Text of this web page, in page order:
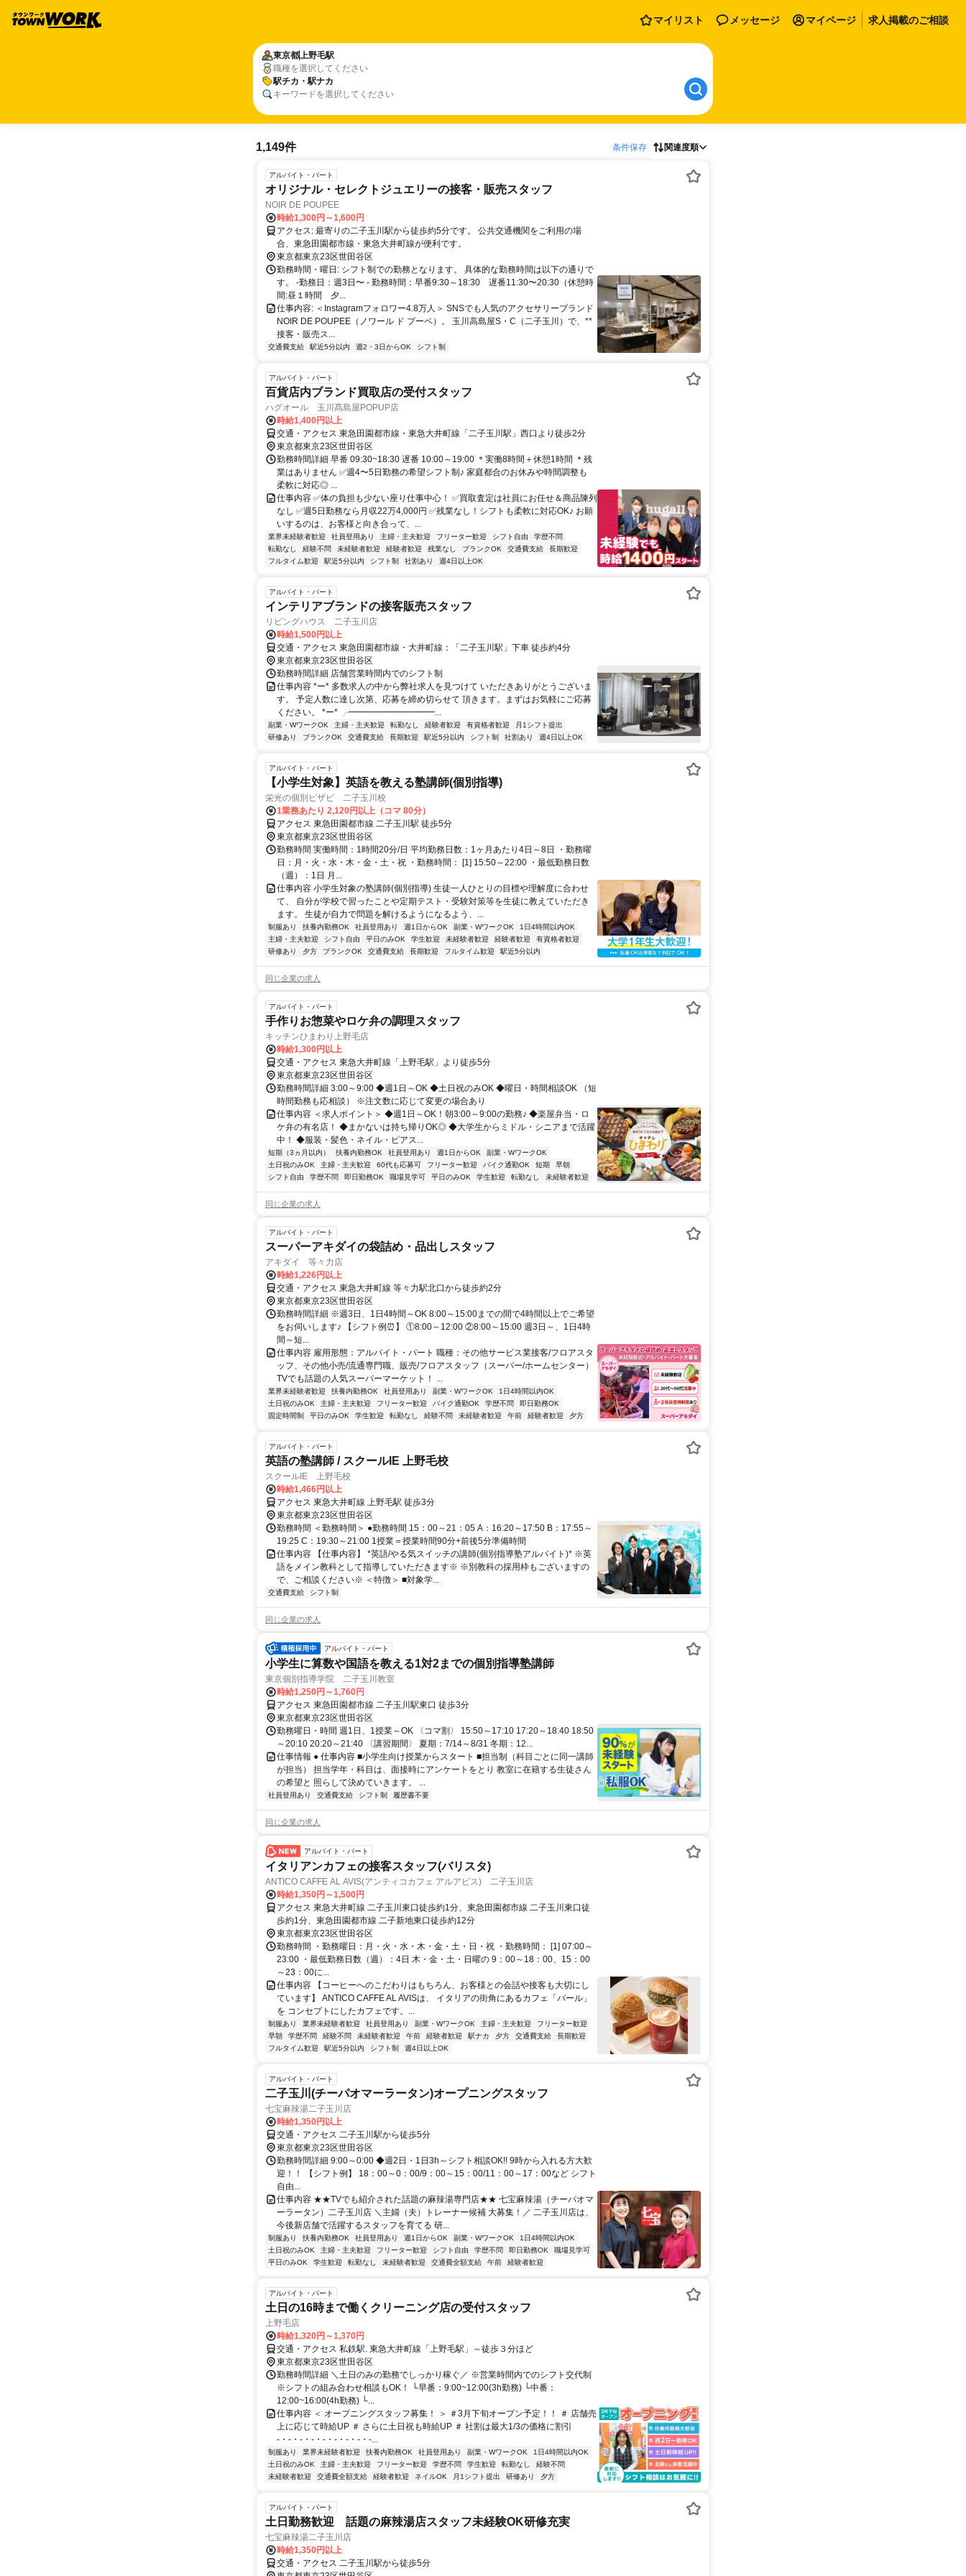
マイリスト メッセージ マイページ 求人掲載のご相談
東京都上野毛駅
職種を選択してください
駅チカ・駅ナカ
キーワードを選択してください
1,149件 条件保存 関連度順
アルバイト・パート
オリジナル・セレクトジュエリーの接客・販売スタッフ
NOIR DE POUPEE
時給1,300円～1,600円
アクセス: 最寄りの二子玉川駅から徒歩約5分です。 公共交通機関をご利用の場
合、東急田園都市線・東急大井町線が便利です。
東京都東京23区世田谷区
勤務時間・曜日: シフト制での勤務となります。 具体的な勤務時間は以下の通りで
す。 -勤務日：週3日〜 - 勤務時間：早番9:30～18:30 遅番11:30〜20:30（休憩時
間:昼１時間 夕...
仕事内容: ＜Instagramフォロワー4.8万人＞ SNSでも人気のアクセサリーブランド
NOIR DE POUPEE（ノワール ド プーペ）。 玉川高島屋S・C（二子玉川）で、**
接客・販売ス...
交通費支給 駅近5分以内 週2・3日からOK シフト制
アルバイト・パート
百貨店内ブランド買取店の受付スタッフ
ハグオール 玉川髙島屋POPUP店
時給1,400円以上
交通・アクセス 東急田園都市線・東急大井町線「二子玉川駅」西口より徒歩2分
東京都東京23区世田谷区
勤務時間詳細 早番 09:30~18:30 遅番 10:00～19:00 ＊実働8時間＋休憩1時間 ＊残
業はありません ✅週4〜5日勤務の希望シフト制♪ 家庭都合のお休みや時間調整も
柔軟に対応◎ ...
仕事内容 ✅体の負担も少ない座り仕事中心！ ✅買取査定は社員にお任せ＆商品陳列
なし ✅週5日勤務なら月収22万4,000円 ✅残業なし！シフトも柔軟に対応OK♪ お願
いするのは、お客様と向き合って、...
業界未経験者歓迎 社員登用あり 主婦・主夫歓迎 フリーター歓迎 シフト自由
学歴不問
転勤なし
経験不問 未経験者歓迎 経験者歓迎 残業なし ブランクOK 交通費支給
長期歓迎
フルタイム歓迎
駅近5分以内 シフト制 社割あり 週4日以上OK
アルバイト・パート
インテリアブランドの接客販売スタッフ
リビングハウス 二子玉川店
時給1,500円以上
交通・アクセス 東急田園都市線・大井町線：「二子玉川駅」下車 徒歩約4分
東京都東京23区世田谷区
勤務時間詳細 店舗営業時間内でのシフト制
仕事内容 *ー* 多数求人の中から弊社求人を見つけて いただきありがとうございま
す。 予定人数に達し次第、応募を締め切らせて 頂きます。まずはお気軽にご応募
ください。 *ー* ╭━━━━━━━━━━...
副業・WワークOK 主婦・主夫歓迎 転勤なし 経験者歓迎 有資格者歓迎
月1シフト提出
研修あり
ブランクOK 交通費支給 長期歓迎 駅近5分以内 シフト制 社割あり 週4日以上OK
アルバイト・パート
【小学生対象】英語を教える塾講師(個別指導)
栄光の個別ビザビ 二子玉川校
1業務あたり 2,120円以上（コマ 80分）
アクセス 東急田園都市線 二子玉川駅 徒歩5分
東京都東京23区世田谷区
勤務時間 実働時間：1時間20分/日 平均勤務日数：1ヶ月あたり4日～8日 ・勤務曜
日：月・火・水・木・金・土・祝 ・勤務時間： [1] 15:50～22:00 ・最低勤務日数
（週）：1日 月...
仕事内容 小学生対象の塾講師(個別指導) 生徒一人ひとりの目標や理解度に合わせ
て、 自分が学校で習ったことや定期テスト・受験対策等を生徒に教えていただき
ます。 生徒が自力で問題を解けるようになるよう、...
制服あり 扶養内勤務OK 社員登用あり 週1日からOK 副業・WワークOK
1日4時間以内OK
主婦・主夫歓迎
シフト自由 平日のみOK 学生歓迎 未経験者歓迎 経験者歓迎
有資格者歓迎
研修あり
夕方 ブランクOK 交通費支給 長期歓迎 フルタイム歓迎 駅近5分以内
同じ企業の求人
アルバイト・パート
手作りお惣菜やロケ弁の調理スタッフ
キッチンひまわり上野毛店
時給1,300円以上
交通・アクセス 東急大井町線「上野毛駅」より徒歩5分
東京都東京23区世田谷区
勤務時間詳細 3:00～9:00 ◆週1日～OK ◆土日祝のみOK ◆曜日・時間相談OK （短
時間勤務も応相談） ※注文数に応じて変更の場合あり
仕事内容 ＜求人ポイント＞ ◆週1日～OK！朝3:00～9:00の勤務♪ ◆楽屋弁当・ロ
ケ弁の有名店！ ◆まかないは持ち帰りOK◎ ◆大学生からミドル・シニアまで活躍
中！ ◆服装・髪色・ネイル・ピアス...
短期（3ヵ月以内） 扶養内勤務OK 社員登用あり 週1日からOK
副業・WワークOK
土日祝のみOK
主婦・主夫歓迎 60代も応募可 フリーター歓迎 バイク通勤OK 短期
早朝
シフト自由
学歴不問 即日勤務OK 職場見学可 平日のみOK 学生歓迎 転勤なし 未経験者歓迎
同じ企業の求人
アルバイト・パート
スーパーアキダイの袋詰め・品出しスタッフ
アキダイ 等々力店
時給1,226円以上
交通・アクセス 東急大井町線 等々力駅北口から徒歩約2分
東京都東京23区世田谷区
勤務時間詳細 ※週3日、1日4時間～OK 8:00～15:00までの間で4時間以上でご希望
をお伺いします♪ 【シフト例⏰】 ①8:00～12:00 ②8:00～15:00 週3日～、1日4時
間～短...
仕事内容 雇用形態：アルバイト・パート 職種：その他サービス業接客/フロアスタ
ッフ、その他小売/流通専門職、販売/フロアスタッフ（スーパー/ホームセンター）
TVでも話題の人気スーパーマーケット！ ...
業界未経験者歓迎 扶養内勤務OK 社員登用あり 副業・WワークOK
1日4時間以内OK
土日祝のみOK
主婦・主夫歓迎 フリーター歓迎 バイク通勤OK 学歴不問
即日勤務OK
固定時間制
平日のみOK 学生歓迎 転勤なし 経験不問 未経験者歓迎 午前 経験者歓迎 夕方
アルバイト・パート
英語の塾講師 / スクールIE 上野毛校
スクールIE 上野毛校
時給1,466円以上
アクセス 東急大井町線 上野毛駅 徒歩3分
東京都東京23区世田谷区
勤務時間 ＜勤務時間＞ ●勤務時間 15：00～21：05 A：16:20～17:50 B：17:55～
19:25 C：19:30～21:00 1授業＝授業時間90分+前後5分準備時間
仕事内容 【仕事内容】 *英語/やる気スイッチの講師(個別指導塾アルバイト)* ※英
語をメイン教科として指導していただきます※ ※別教科の採用枠もございますの
で、ご相談ください※ ＜特徴＞ ■対象学...
交通費支給 シフト制
同じ企業の求人
アルバイト・パート
小学生に算数や国語を教える1対2までの個別指導塾講師
東京個別指導学院 二子玉川教室
時給1,250円～1,760円
アクセス 東急田園都市線 二子玉川駅東口 徒歩3分
東京都東京23区世田谷区
勤務曜日・時間 週1日、1授業～OK 〈コマ割〉 15:50～17:10 17:20～18:40 18:50
～20:10 20:20～21:40 〈講習期間〉 夏期：7/14～8/31 冬期：12...
仕事情報 ● 仕事内容 ■小学生向け授業からスタート ■担当制（科目ごとに同一講師
が担当） 担当学年・科目は、面接時にアンケートをとり 教室に在籍する生徒さん
の希望と 照らして決めていきます。 ...
社員登用あり 交通費支給 シフト制 履歴書不要
同じ企業の求人
アルバイト・パート
イタリアンカフェの接客スタッフ(バリスタ)
ANTICO CAFFE AL AVIS(アンティコカフェ アルアビス) 二子玉川店
時給1,350円～1,500円
アクセス 東急大井町線 二子玉川東口徒歩約1分、東急田園都市線 二子玉川東口徒
歩約1分、東急田園都市線 二子新地東口徒歩約12分
東京都東京23区世田谷区
勤務時間 ・勤務曜日：月・火・水・木・金・土・日・祝 ・勤務時間： [1] 07:00～
23:00 ・最低勤務日数（週）：4日 木・金・土・日曜の 9：00～18：00、15：00
～23：00に...
仕事内容 【コーヒーへのこだわりはもちろん、お客様との会話や接客も大切にし
ています】 ANTICO CAFFE AL AVISは、 イタリアの街角にあるカフェ「バール」
を コンセプトにしたカフェです。...
制服あり 業界未経験者歓迎 社員登用あり 副業・WワークOK 主婦・主夫歓迎
フリーター歓迎
早朝
学歴不問 経験不問 未経験者歓迎 午前 経験者歓迎 駅ナカ 夕方 交通費支給
長期歓迎
フルタイム歓迎
駅近5分以内 シフト制 週4日以上OK
アルバイト・パート
二子玉川(チーパオマーラータン)オープニングスタッフ
七宝麻辣湯二子玉川店
時給1,350円以上
交通・アクセス 二子玉川駅から徒歩5分
東京都東京23区世田谷区
勤務時間詳細 9:00～0:00 ◆週2日・1日3h～シフト相談OK!! 9時から入れる方大歓
迎！！ 【シフト例】 18：00～0：00/9：00～15：00/11：00～17：00など シフト
自由...
仕事内容 ★★TVでも紹介された話題の麻辣湯専門店★★ 七宝麻辣湯（チーパオマ
ーラータン）二子玉川店 ＼主婦（夫）トレーナー候補 大募集！／ 二子玉川店は、
今後新店舗で活躍するスタッフを育てる 研...
制服あり 扶養内勤務OK 社員登用あり 週1日からOK 副業・WワークOK
1日4時間以内OK
土日祝のみOK
主婦・主夫歓迎 フリーター歓迎 シフト自由 学歴不問 即日勤務OK
職場見学可
平日のみOK
学生歓迎 転勤なし 未経験者歓迎 交通費全額支給 午前 経験者歓迎
アルバイト・パート
土日の16時まで働くクリーニング店の受付スタッフ
上野毛店
時給1,320円～1,370円
交通・アクセス 私鉄駅. 東急大井町線「上野毛駅」～徒歩３分ほど
東京都東京23区世田谷区
勤務時間詳細 ＼土日のみの勤務でしっかり稼ぐ／ ※営業時間内でのシフト交代制
※シフトの組み合わせ相談もOK！ └早番：9:00~12:00(3h勤務) └中番：
12:00~16:00(4h勤務) └...
仕事内容 ＜ オープニングスタッフ募集！ ＞ ＃3月下旬オープン予定！！ ＃ 店舗売
上に応じて時給UP ＃ さらに土日祝も時給UP ＃ 社割は最大1/3の価格に割引
-・-・-・-・-・-・-・-・-...
制服あり 業界未経験者歓迎 扶養内勤務OK 社員登用あり 副業・WワークOK
1日4時間以内OK
土日祝のみOK
主婦・主夫歓迎 フリーター歓迎 学歴不問 学生歓迎 転勤なし
経験不問
未経験者歓迎
交通費全額支給 経験者歓迎 ネイルOK 月1シフト提出 研修あり 夕方
アルバイト・パート
土日勤務歓迎 話題の麻辣湯店スタッフ未経験OK研修充実
七宝麻辣湯二子玉川店
時給1,350円以上
交通・アクセス 二子玉川駅から徒歩5分